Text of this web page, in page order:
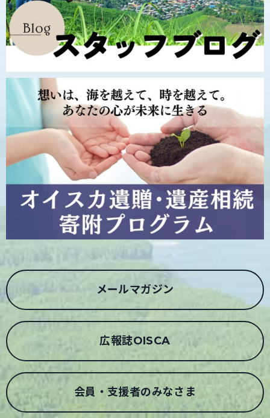
メールマガジン
広報誌OISCA
会員・支援者のみなさま